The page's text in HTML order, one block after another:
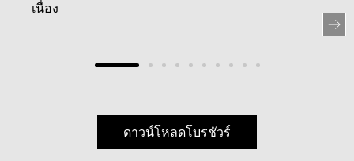
เนื่อง
ดาวน์โหลดโบรชัวร์